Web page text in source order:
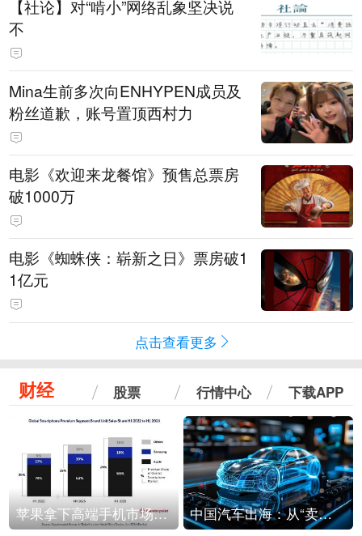
【社论】对“啃小”网络乱象坚决说
不
Mina生前多次向ENHYPEN成员及
粉丝道歉，账号置顶西村力
电影《欢迎来龙餐馆》预售总票房
破1000万
电影《蜘蛛侠：崭新之日》票房破1
1亿元
点击查看更多
财经 股票 行情中心 下载APP
苹果拿下高端手机市场65%的份额：iPhone 17系列功不可没 中国汽车出海：从“卖出去”到“走进去”